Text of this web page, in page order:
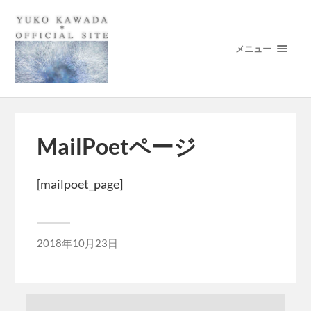
メニュー
MailPoetページ
[mailpoet_page]
2018年10月23日